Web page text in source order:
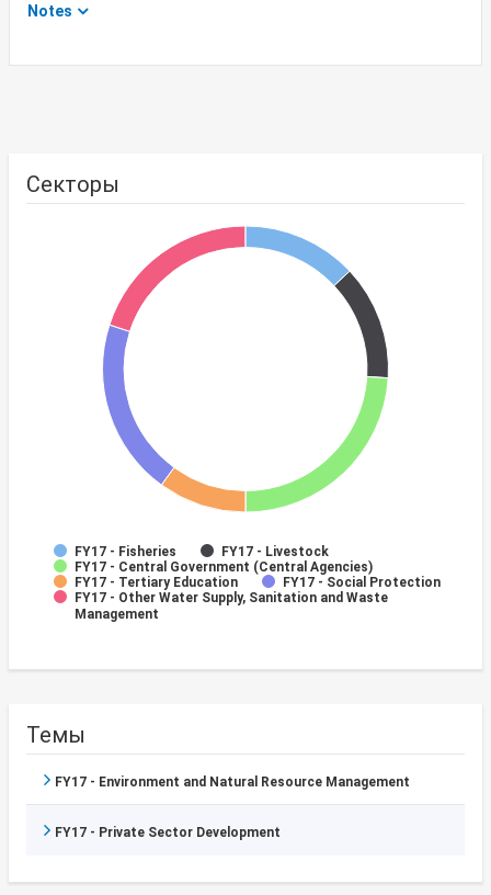
Notes
Секторы
FY17 - Fisheries
FY17 - Livestock
FY17 - Central Government (Central Agencies)
FY17 - Tertiary Education
FY17 - Social Protection
FY17 - Other Water Supply, Sanitation and Waste
Management
Темы
FY17 - Environment and Natural Resource Management
FY17 - Private Sector Development